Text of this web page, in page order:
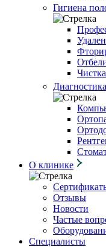
Гигиена
О клинике
Отзывы
Новости
Частые
Специалисты